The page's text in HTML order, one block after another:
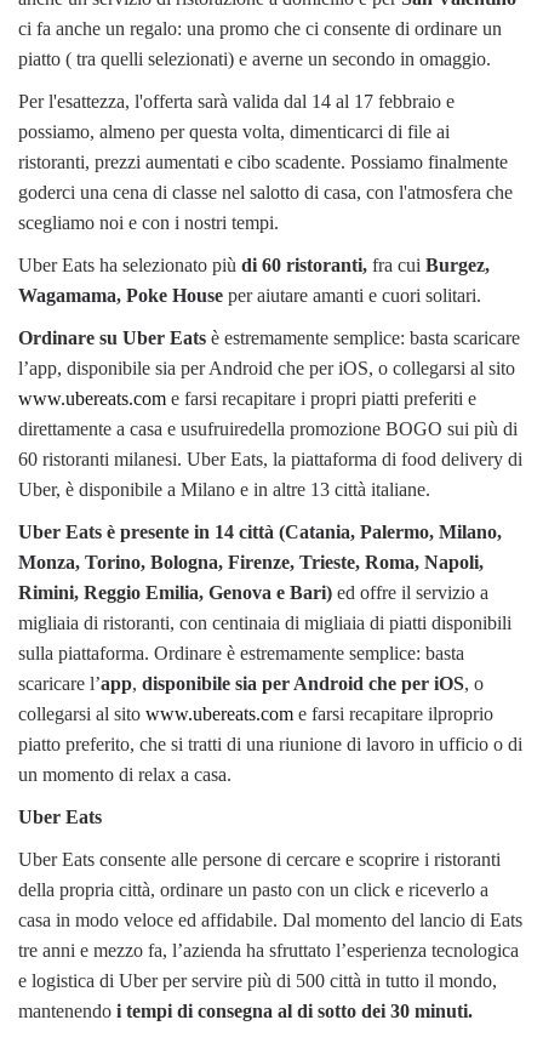
ci fa anche un regalo: una promo che ci consente di ordinare un
piatto ( tra quelli selezionati) e averne un secondo in omaggio.
Per l'esattezza, l'offerta sarà valida dal 14 al 17 febbraio e
possiamo, almeno per questa volta, dimenticarci di file ai
ristoranti, prezzi aumentati e cibo scadente. Possiamo finalmente
goderci una cena di classe nel salotto di casa, con l'atmosfera che
scegliamo noi e con i nostri tempi.
Uber Eats ha selezionato più di 60 ristoranti, fra cui Burgez,
Wagamama, Poke House per aiutare amanti e cuori solitari.
Ordinare su Uber Eats è estremamente semplice: basta scaricare
l’app, disponibile sia per Android che per iOS, o collegarsi al sito
www.ubereats.com e farsi recapitare i propri piatti preferiti e
direttamente a casa e usufruiredella promozione BOGO sui più di
60 ristoranti milanesi. Uber Eats, la piattaforma di food delivery di
Uber, è disponibile a Milano e in altre 13 città italiane.
Uber Eats è presente in 14 città (Catania, Palermo, Milano,
Monza, Torino, Bologna, Firenze, Trieste, Roma, Napoli,
Rimini, Reggio Emilia, Genova e Bari) ed offre il servizio a
migliaia di ristoranti, con centinaia di migliaia di piatti disponibili
sulla piattaforma. Ordinare è estremamente semplice: basta
scaricare l’app, disponibile sia per Android che per iOS, o
collegarsi al sito www.ubereats.com e farsi recapitare ilproprio
piatto preferito, che si tratti di una riunione di lavoro in ufficio o di
un momento di relax a casa.
Uber Eats
Uber Eats consente alle persone di cercare e scoprire i ristoranti
della propria città, ordinare un pasto con un click e riceverlo a
casa in modo veloce ed affidabile. Dal momento del lancio di Eats
tre anni e mezzo fa, l’azienda ha sfruttato l’esperienza tecnologica
e logistica di Uber per servire più di 500 città in tutto il mondo,
mantenendo i tempi di consegna al di sotto dei 30 minuti.